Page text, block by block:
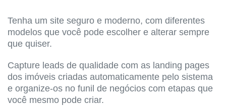
Tenha um site seguro e moderno, com diferentes
modelos que você pode escolher e alterar sempre
que quiser.
Capture leads de qualidade com as landing pages
dos imóveis criadas automaticamente pelo sistema
e organize-os no funil de negócios com etapas que
você mesmo pode criar.